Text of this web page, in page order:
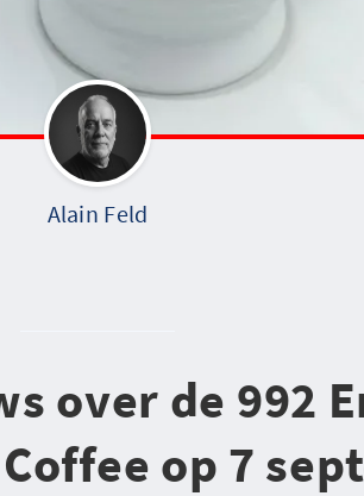
Alain Feld
over de 992
op 7